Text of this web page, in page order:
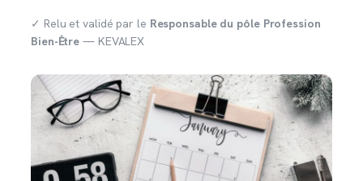
✓ Relu et validé par le Responsable du pôle Profession
Bien-Être — KEVALEX